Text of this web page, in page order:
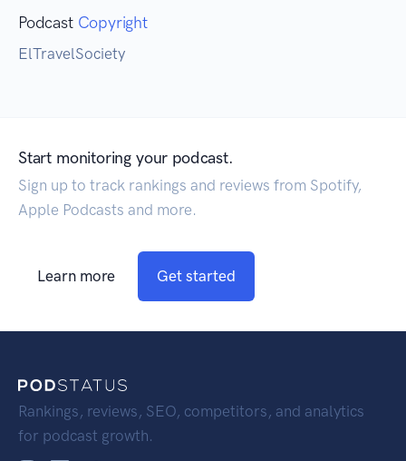
Podcast Copyright
ElTravelSociety
Start monitoring your podcast.
Sign up to track rankings and reviews from Spotify,
Apple Podcasts and more.
Learn more Get started
Rankings, reviews, SEO, competitors, and analytics
for podcast growth.